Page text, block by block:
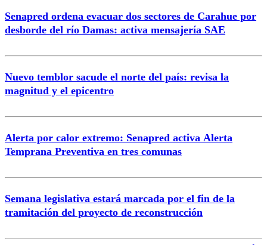
Senapred ordena evacuar dos sectores de Carahue por
desborde del río Damas: activa mensajería SAE
Nuevo temblor sacude el norte del país: revisa la
magnitud y el epicentro
Alerta por calor extremo: Senapred activa Alerta
Temprana Preventiva en tres comunas
Semana legislativa estará marcada por el fin de la
tramitación del proyecto de reconstrucción